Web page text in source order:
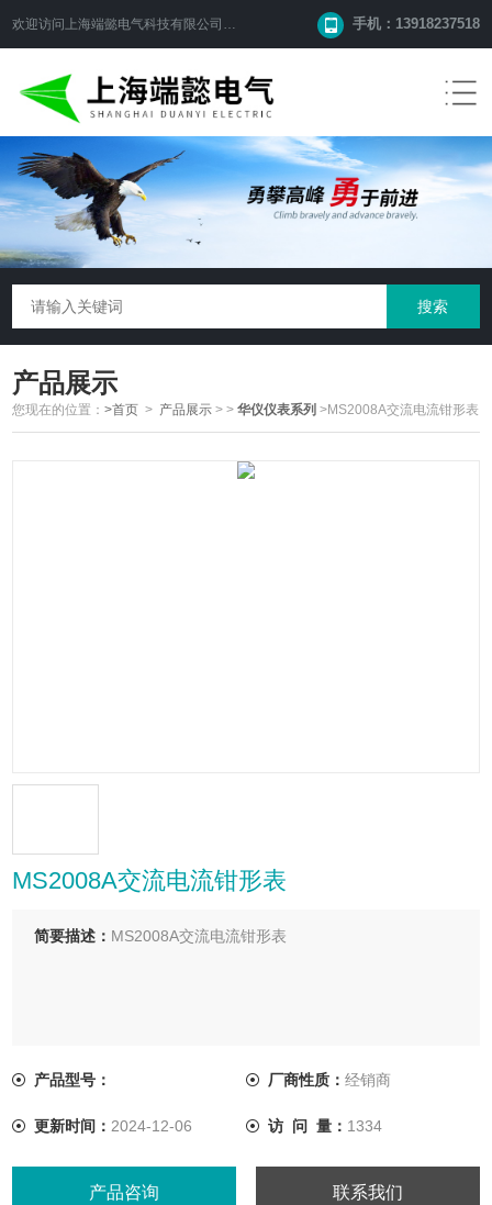
欢迎访问 上海端懿电气科技有限公司 网站！ 手机：13918237518
产品展示
您现在的位置：>首页 > 产品展示 >>华仪仪表系列 >MS2008A交流电流钳形表
MS2008A交流电流钳形表
简要描述： MS2008A交流电流钳形表
产品型号： 厂商性质： 经销商
更新时间： 2024-12-06 访 问 量： 1334
产品咨询 联系我们